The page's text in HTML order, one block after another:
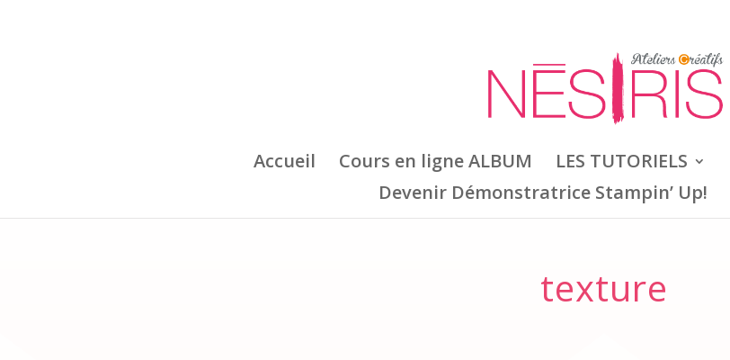
Accueil Cours en ligne ALBUM LES TUTORIELS
Devenir Démonstratrice Stampin’ Up!
texture